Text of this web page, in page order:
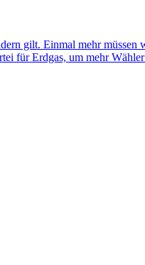
gilt. Einmal mehr müssen
für Erdgas, um mehr